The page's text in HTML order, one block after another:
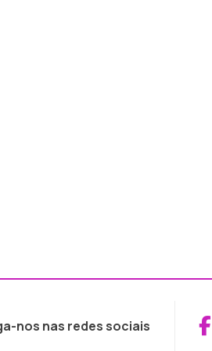
nos nas redes sociais